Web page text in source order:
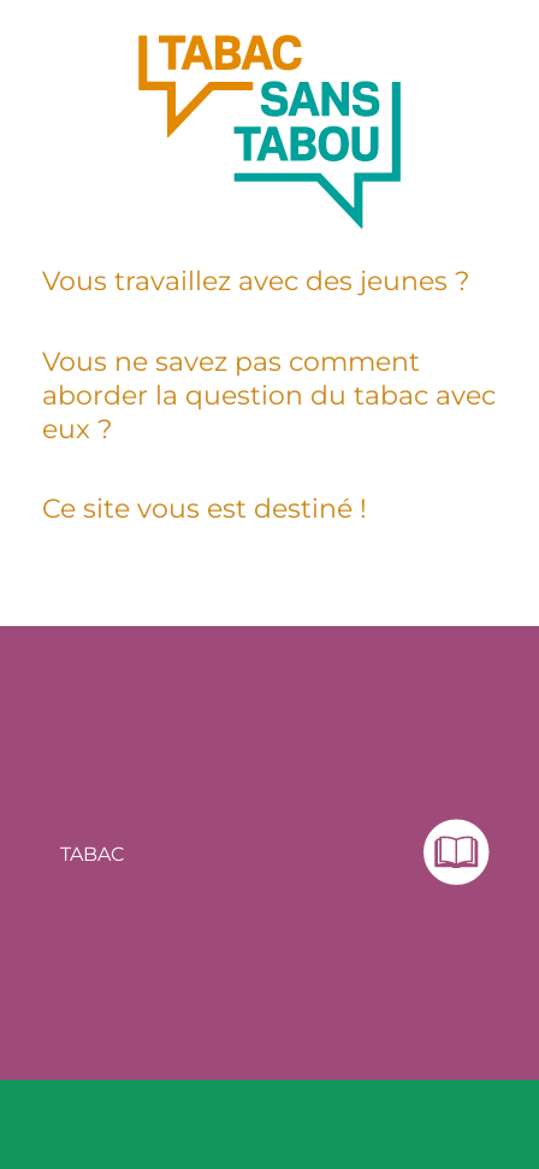
TABAC
Vous travaillez avec des jeunes ?
Vous ne savez pas comment
aborder la question du tabac avec
eux ?
Ce site vous est destiné !